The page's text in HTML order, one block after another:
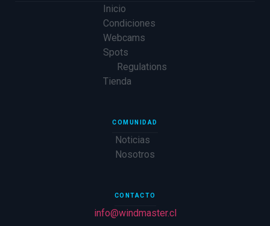
Inicio
Condiciones
Webcams
Spots
Regulations
Tienda
COMUNIDAD
Noticias
Nosotros
CONTACTO
info@windmaster.cl